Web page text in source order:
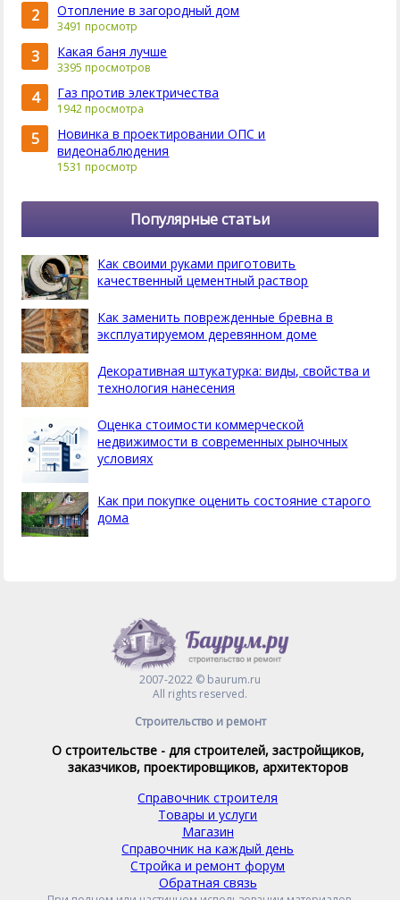
2 Отопление в загородный дом
3491 просмотр
3 Какая баня лучше
3395 просмотров
4 Газ против электричества
1942 просмотра
5
Новинка в проектировании ОПС и
видеонаблюдения
1531 просмотр
Популярные статьи
Как своими руками приготовить
качественный цементный раствор
Как заменить поврежденные бревна в
эксплуатируемом деревянном доме
Декоративная штукатурка: виды, свойства и
технология нанесения
Оценка стоимости коммерческой
недвижимости в современных рыночных
условиях
Как при покупке оценить состояние старого
дома
2007-2022 © baurum.ru
All rights reserved.
Строительство и ремонт
О строительстве - для строителей, застройщиков,
заказчиков, проектировщиков, архитекторов
Справочник строителя
Товары и услуги
Магазин
Справочник на каждый день
Стройка и ремонт форум
Обратная связь